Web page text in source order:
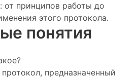
от принципов работы до
этого протокола.
понятия
предназначенный